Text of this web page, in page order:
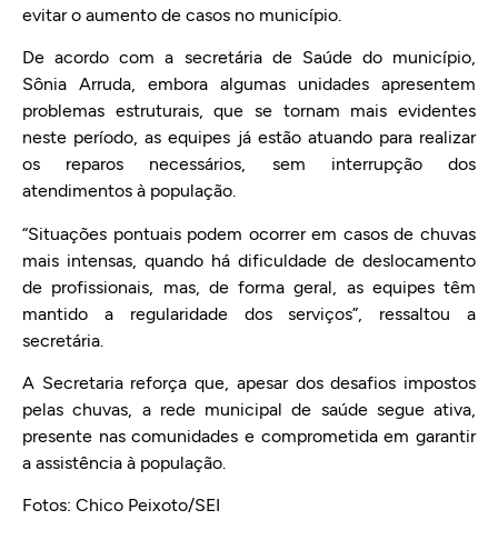
evitar o aumento de casos no município.
De acordo com a secretária de Saúde do município,
Sônia Arruda, embora algumas unidades apresentem
problemas estruturais, que se tornam mais evidentes
neste período, as equipes já estão atuando para realizar
os reparos necessários, sem interrupção dos
atendimentos à população.
“Situações pontuais podem ocorrer em casos de chuvas
mais intensas, quando há dificuldade de deslocamento
de profissionais, mas, de forma geral, as equipes têm
mantido a regularidade dos serviços”, ressaltou a
secretária.
A Secretaria reforça que, apesar dos desafios impostos
pelas chuvas, a rede municipal de saúde segue ativa,
presente nas comunidades e comprometida em garantir
a assistência à população.
Fotos: Chico Peixoto/SEI